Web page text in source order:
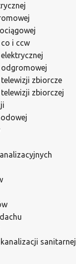
i ccw
zbiorcze
zbiorczej
sanitarnej